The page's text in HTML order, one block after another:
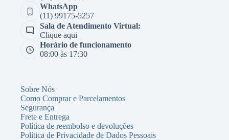
WhatsApp
(11) 99175-5257
Sala de Atendimento Virtual:
Clique aqui
Horário de funcionamento
08:00 às 17:30
Sobre Nós
Como Comprar e Parcelamentos
Segurança
Frete e Entrega
Política de reembolso e devoluções
Política de Privacidade de Dados Pessoais